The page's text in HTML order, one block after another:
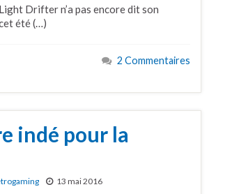
Drifter n’a pas encore dit son
été (…)
2 Commentaires
indé pour la
13 mai 2016